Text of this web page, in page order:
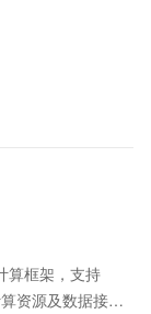
算框架，支持
资源及数据接